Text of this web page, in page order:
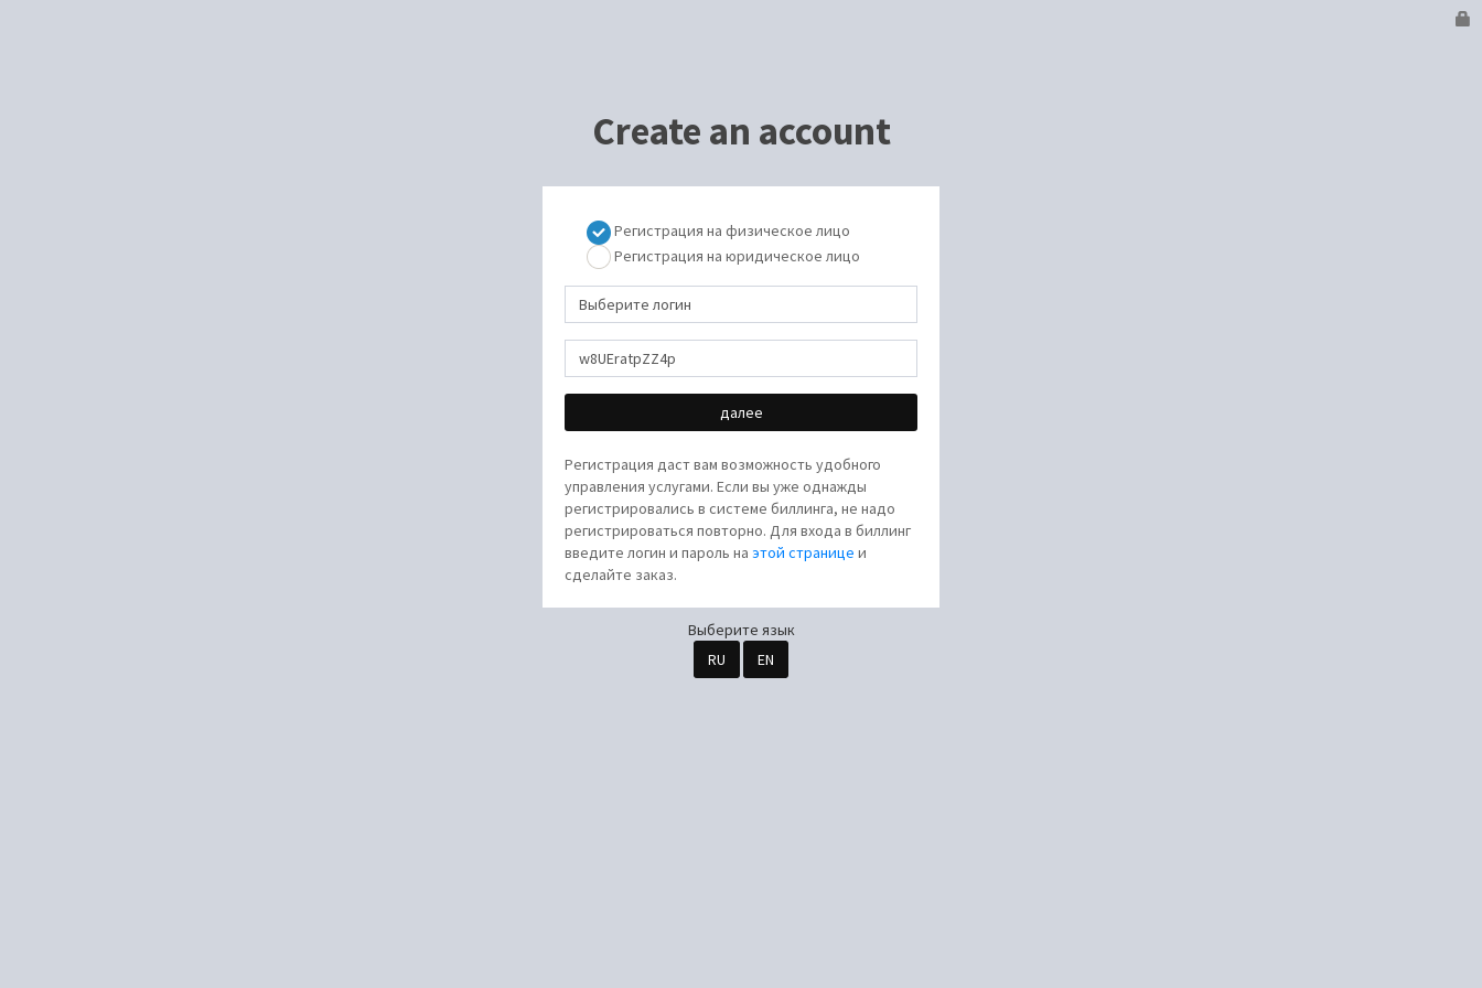
Create an account
Регистрация на физическое лицо
Регистрация на юридическое лицо
Регистрация даст вам возможность удобного
управления услугами. Если вы уже однажды
регистрировались в системе биллинга, не надо
регистрироваться повторно. Для входа в биллинг
введите логин и пароль на этой странице и
сделайте заказ.
Выберите язык